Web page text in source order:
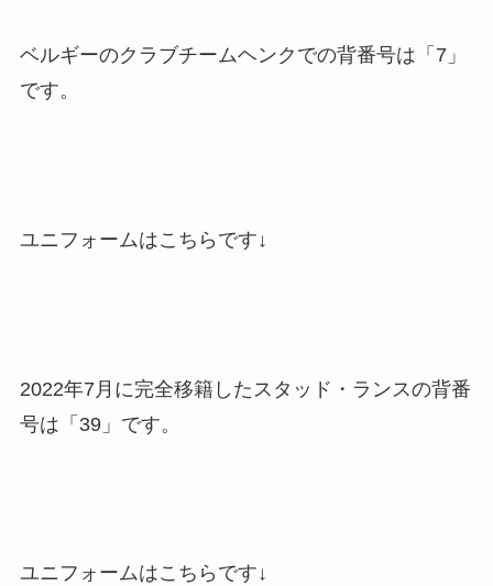
ベルギーのクラブチームヘンクでの背番号は「7」
です。
ユニフォームはこちらです↓
2022年7月に完全移籍したスタッド・ランスの背番
号は「39」です。
ユニフォームはこちらです↓